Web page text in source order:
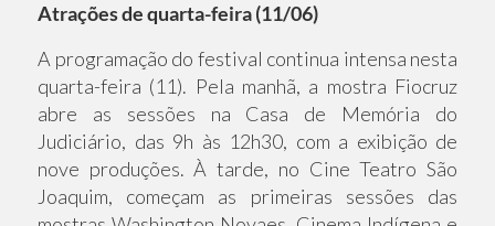
Atrações de quarta-feira (11/06)
A programação do festival continua intensa nesta
quarta-feira (11). Pela manhã, a mostra Fiocruz
abre as sessões na Casa de Memória do
Judiciário, das 9h às 12h30, com a exibição de
nove produções. À tarde, no Cine Teatro São
Joaquim, começam as primeiras sessões das